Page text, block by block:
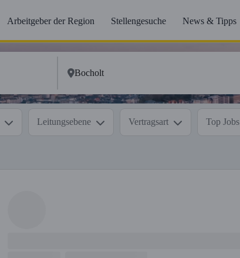
Arbeitgeber der Region Stellengesuche News & Tipps
Leitungsebene Vertragsart Top Jobs